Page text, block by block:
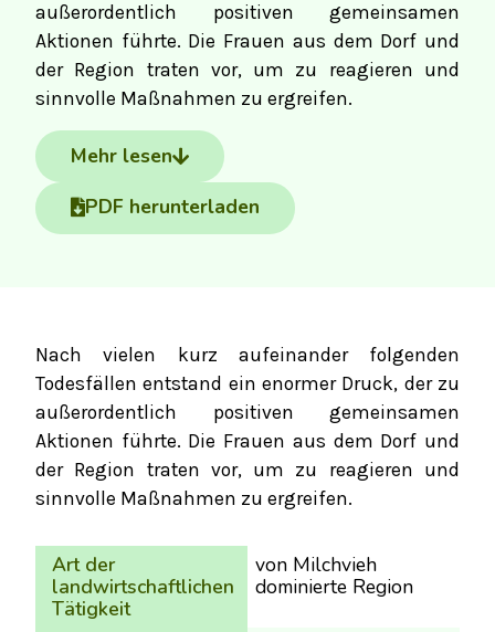
außerordentlich positiven gemeinsamen
Aktionen führte. Die Frauen aus dem Dorf und
der Region traten vor, um zu reagieren und
sinnvolle Maßnahmen zu ergreifen.
Mehr lesen
PDF herunterladen
Nach vielen kurz aufeinander folgenden
Todesfällen entstand ein enormer Druck, der zu
außerordentlich positiven gemeinsamen
Aktionen führte. Die Frauen aus dem Dorf und
der Region traten vor, um zu reagieren und
sinnvolle Maßnahmen zu ergreifen.
Art der
landwirtschaftlichen
Tätigkeit
von Milchvieh
dominierte Region